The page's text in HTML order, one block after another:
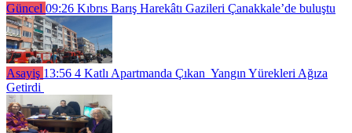
Güncel 09:26 Kıbrıs Barış Harekâtı Gazileri Çanakkale’de buluştu
Asayiş 13:56 4 Katlı Apartmanda Çıkan Yangın Yürekleri Ağıza
Getirdi